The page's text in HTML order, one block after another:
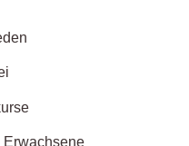
Erwachsene